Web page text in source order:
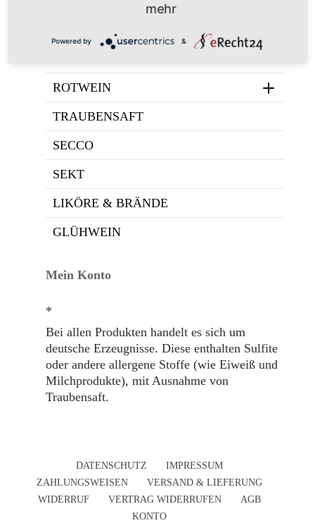
ROTWEIN
TRAUBENSAFT
SECCO
SEKT
LIKÖRE & BRÄNDE
GLÜHWEIN
Mein Konto
*
Bei allen Produkten handelt es sich um
deutsche Erzeugnisse. Diese enthalten Sulfite
oder andere allergene Stoffe (wie Eiweiß und
Milchprodukte), mit Ausnahme von
Traubensaft.
DATENSCHUTZ
IMPRESSUM
ZAHLUNGSWEISEN
VERSAND & LIEFERUNG
WIDERRUF
VERTRAG WIDERRUFEN
AGB
KONTO
mehr
Powered by &